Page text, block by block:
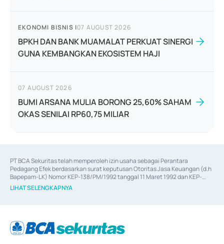
EKONOMI BISNIS |07 AUGUST 2026
BPKH DAN BANK MUAMALAT PERKUAT SINERGI
GUNA KEMBANGKAN EKOSISTEM HAJI
07 AUGUST 2026
BUMI ARSANA MULIA BORONG 25,60% SAHAM
OKAS SENILAI RP60,75 MILIAR
PT BCA Sekuritas telah memperoleh izin usaha sebagai Perantara
Pedagang Efek berdasarkan surat keputusan Otoritas Jasa Keuangan (d.h
Bapepam-LK) Nomor KEP-138/PM/1992 tanggal 11 Maret 1992 dan KEP-
06/D.04/2014 tanggal 28 Februari 2014, izin usaha sebagai Penjamin Emisi
Efek berdasarkan surat keputusan Otoritas Jasa Keuangan Nomor KEP-
berdasarkan surat keputusan Otoritas Jasa Keuangan Nomor S-
67/PM.21/2017 tanggal 3 Februari 2017, dan beberapa izin usaha lainnya
LIHAT SELENGKAPNYA